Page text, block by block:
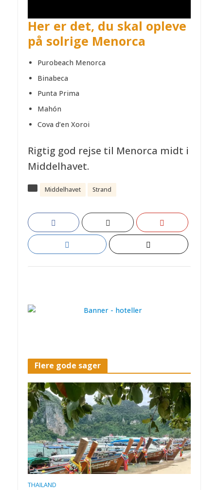
Her er det, du skal opleve
på solrige Menorca
Purobeach Menorca
Binabeca
Punta Prima
Mahón
Cova d’en Xoroi
Rigtig god rejse til Menorca midt i
Middelhavet.
Middelhavet Strand
Flere gode sager
THAILAND